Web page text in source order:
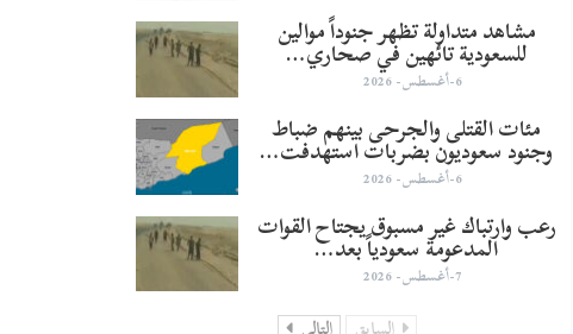
مشاهد متداولة تظهر جنوداً موالين
للسعودية تائهين في صحاري…
6-أغسطس- 2026
مئات القتلى والجرحى بينهم ضباط
وجنود سعوديون بضربات استهدفت…
6-أغسطس- 2026
رعب وارتباك غير مسبوق يجتاح القوات
المدعومة سعودياً بعد…
7-أغسطس- 2026